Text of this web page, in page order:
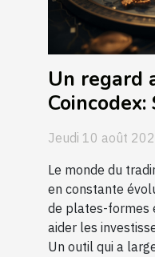
Un regard
Coincodex:
impact sur
globale
crypto-
Jeudi 10 août
Le monde du
en constante
de plates-formes
aider les
Un outil qui a